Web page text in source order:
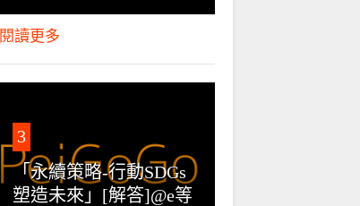
閱讀更多
3
「永續策略-行動SDGs
塑造未來」[解答]@e等